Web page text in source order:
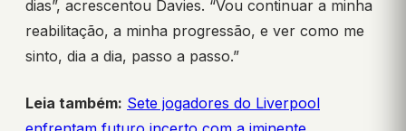
dias”, acrescentou Davies. “Vou continuar a minha
reabilitação, a minha progressão, e ver como me
sinto, dia a dia, passo a passo.”
Leia também: Sete jogadores do Liverpool